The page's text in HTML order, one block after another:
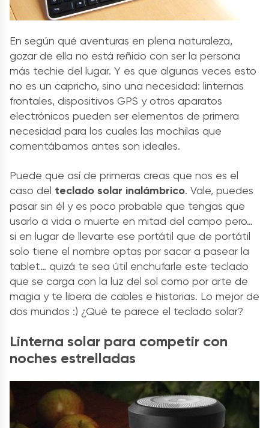
En según qué aventuras en plena naturaleza,
gozar de ella no está reñido con ser la persona
más techie del lugar. Y es que algunas veces esto
no es un capricho, sino una necesidad: linternas
frontales, dispositivos GPS y otros aparatos
electrónicos pueden ser elementos de primera
necesidad para los cuales las mochilas que
comentábamos antes son ideales.
Puede que así de primeras creas que nos es el
caso del teclado solar inalámbrico. Vale, puedes
pasar sin él y es poco probable que tengas que
usarlo a vida o muerte en mitad del campo pero…
si en lugar de llevarte ese portátil que de portátil
solo tiene el nombre optas por sacar a pasear la
tablet… quizá te sea útil enchufarle este teclado
que se carga con la luz del sol como por arte de
magia y te libera de cables e historias. Lo mejor de
dos mundos :) ¿Qué te parece el teclado solar?
Linterna solar para competir con
noches estrelladas